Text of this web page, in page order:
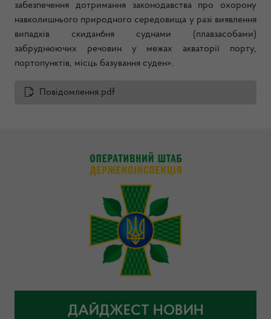
забезпечення дотримання законодавства про охорону
навколишнього природного середовища у разі виявлення
випадків скидан6ня суднами (плавзасобами)
забруднюючих речовин у межах акваторії порту,
портопунктів, місць базування суден».
Повідомлення.pdf
ДАЙДЖЕСТ НОВИН